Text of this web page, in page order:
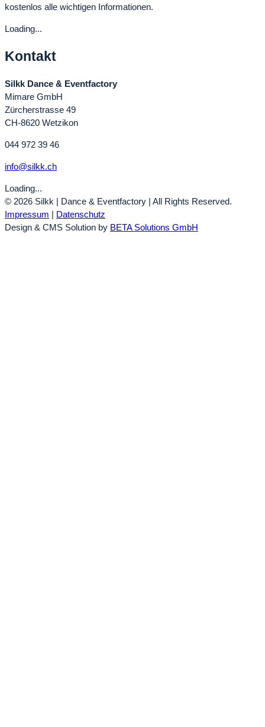
kostenlos alle wichtigen Informationen.
Loading...
Kontakt
Silkk Dance & Eventfactory
Mimare GmbH
Zürcherstrasse 49
CH-8620 Wetzikon
044 972 39 46
info@silkk.ch
Loading...
© 2026 Silkk | Dance & Eventfactory | All Rights Reserved.
Impressum | Datenschutz
Design & CMS Solution by BETA Solutions GmbH